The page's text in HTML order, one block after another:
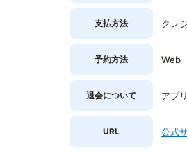
支払方法 クレ
予約方法 Web
退会について アプ
URL 公式